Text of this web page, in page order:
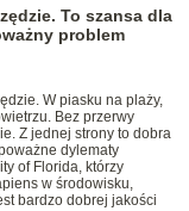
To szansa dla
problem
W piasku na plaży,
Bez przerwy
Z jednej strony to dobra
dylematy
of Florida, którzy
w środowisku,
bardzo dobrej jakości